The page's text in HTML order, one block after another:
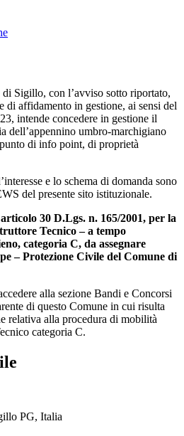
Sigillo, con l’avviso sotto riportato,
di affidamento in gestione, ai sensi del
intende concedere in gestione il
dell’appennino umbro-marchigiano
di info point, di proprietà
e lo schema di domanda sono
del presente sito istituzionale.
30 D.Lgs. n. 165/2001, per la
Tecnico – a tempo
categoria C, da assegnare
– Protezione Civile del Comune di
alla sezione Bandi e Concorsi
di questo Comune in cui risulta
relativa alla procedura di mobilità
categoria C.
PG, Italia